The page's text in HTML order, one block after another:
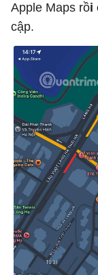
Apple Maps rồi
cập.